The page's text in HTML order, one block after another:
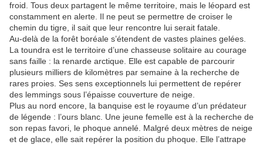
froid. Tous deux partagent le même territoire, mais le léopard est
constamment en alerte. Il ne peut se permettre de croiser le
chemin du tigre, il sait que leur rencontre lui serait fatale.
Au-delà de la forêt boréale s’étendent de vastes plaines gelées.
La toundra est le territoire d’une chasseuse solitaire au courage
sans faille : la renarde arctique. Elle est capable de parcourir
plusieurs milliers de kilomètres par semaine à la recherche de
rares proies. Ses sens exceptionnels lui permettent de repérer
des lemmings sous l’épaisse couverture de neige.
Plus au nord encore, la banquise est le royaume d’un prédateur
de légende : l’ours blanc. Une jeune femelle est à la recherche de
son repas favori, le phoque annelé. Malgré deux mètres de neige
et de glace, elle sait repérer la position du phoque. Elle l’attrape